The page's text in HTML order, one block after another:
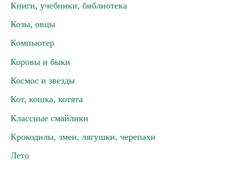
Книги, учебники, библиотека
Козы, овцы
Компьютер
Коровы и быки
Космос и звезды
Кот, кошка, котята
Классные смайлики
Крокодилы, змеи, лягушки, черепахи
Лето